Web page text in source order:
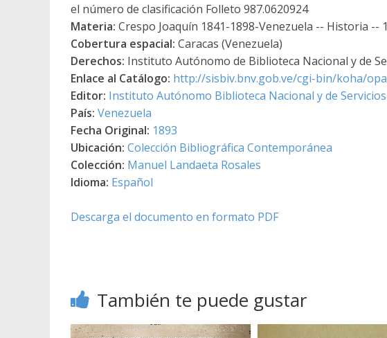
el número de clasificación Folleto 987.0620924
Materia: Crespo Joaquín 1841-1898-Venezuela -- Historia --
Cobertura espacial: Caracas (Venezuela)
Derechos: Instituto Autónomo de Biblioteca Nacional y de
Enlace al Catálogo: http://sisbiv.bnv.gob.ve/cgi-bin/koha/
Editor: Instituto Autónomo Biblioteca Nacional y de
País: Venezuela
Fecha Original: 1893
Ubicación: Colección Bibliográfica Contemporánea
Colección: Manuel Landaeta Rosales
Idioma: Español
Descarga el documento en formato PDF
También te puede gustar